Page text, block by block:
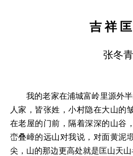
吉 祥 匡
张冬青
我的老家在浦城富岭里源外
人家，皆张姓，小村隐在大山的
在老屋的门前，隔着深深的山谷
峦叠嶂的远山对我说，对面黄泥
尖，山的那边更高处就是匡山天山